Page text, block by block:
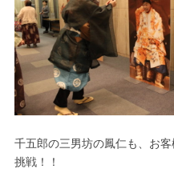
千五郎の三男坊の鳳仁も、お
挑戦！！